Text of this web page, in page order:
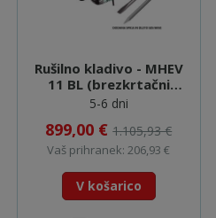
Rušilno kladivo - MHEV
11 BL (brezkrtačni
motor) (600770500) +
5-6 dni
899,00 €1.105,93 €
Vaš prihranek: 206,93 €
V košarico